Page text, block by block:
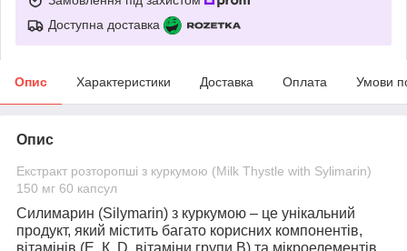
Доступна доставка
Опис Характеристики Доставка Оплата Умови
Опис
Екстракт розторопші з куркумою (Milk Thystle with Sylimarin)
150 мг 60 капсул
Силимарин (Silymarin) з куркумою – це унікальний
продукт, який містить багато корисних компонентів,
вітамінів (Е, К, D, вітаміни групи B) та мікроелементів